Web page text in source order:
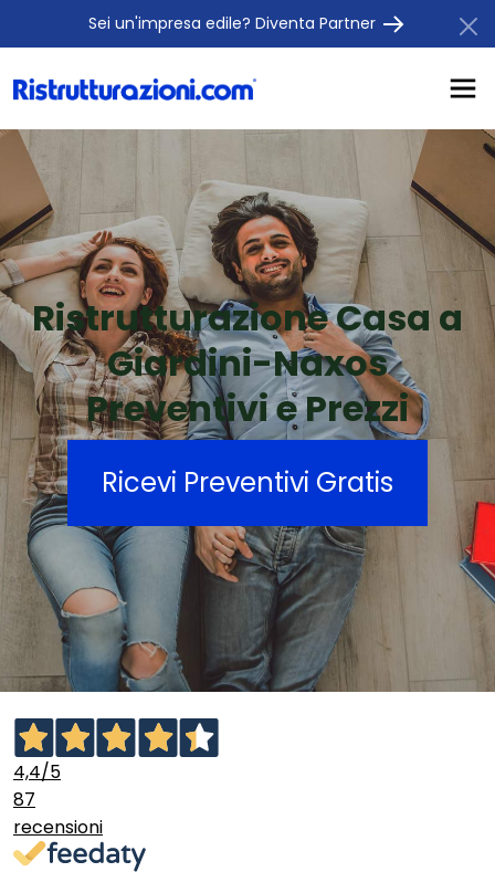
Sei un'impresa edile? Diventa Partner
Ristrutturazione Casa a
Giardini-Naxos
Preventivi e Prezzi
Ricevi Preventivi Gratis
4,4/5
87
recensioni